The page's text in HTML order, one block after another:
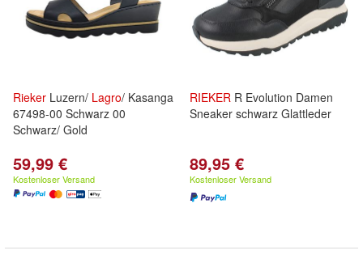
Rieker Luzern/ Lagro/ Kasanga
67498-00 Schwarz 00
Schwarz/ Gold
59,99 €
Kostenloser Versand
RIEKER R Evolution Damen
Sneaker schwarz Glattleder
89,95 €
Kostenloser Versand